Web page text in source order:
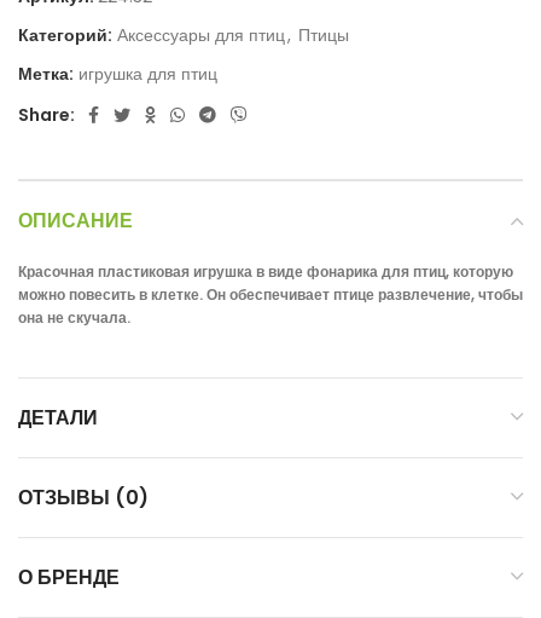
Категорий: Аксессуары для птиц, Птицы
Метка: игрушка для птиц
Share:
ОПИСАНИЕ
Красочная пластиковая игрушка в виде фонарика для птиц, которую
можно повесить в клетке. Он обеспечивает птице развлечение, чтобы
она не скучала.
ДЕТАЛИ
ОТЗЫВЫ (0)
О БРЕНДЕ